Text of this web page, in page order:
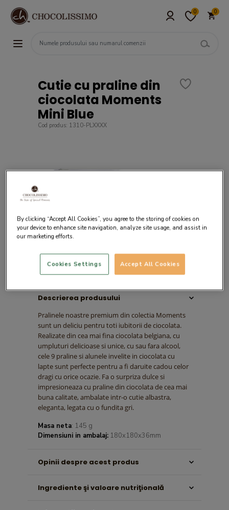
0 0
Cutie cu praline din
ciocolata Moments
Mini Blue
Cod produs: 1310-PLXXXX
Descrierea produsului
Pralinele noastre premium din colectia Moments
sunt un deliciu pentru toti iubitorii de ciocolata.
Realizate din cea mai fina ciocolata belgiana, cu
umpluturi delicioase si unice, cu sau fara alcool,
cele 9 praline si alunele invelite in ciocolata cu
lapte sunt perfecte pentru a fi daruite cadou celor
dragi cu orice ocazie. Fa o surpriza dulce si
impresioneaza cu praline din ciocolata de cea mai
buna calitate, ambalate intr-o cutie albastra,
eleganta, legata cu o fundita gri.
Masa neta: 145 g
Dimensiuni in ambalaj: 180x180x36mm
Opinii despre acest produs
Ingrediente şi valoare nutriţională
By clicking “Accept All Cookies”, you agree to the storing of cookies on
your device to enhance site navigation, analyze site usage, and assist in
our marketing efforts.
Accept All Cookies
Cookies Settings